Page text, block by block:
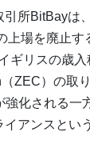
所BitBayは
上場を廃止す
ギリスの歳
ZEC）の取
化される一
アンスとい